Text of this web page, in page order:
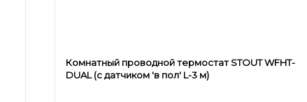
Комнатный проводной термостат STOUT WFHT-
DUAL (с датчиком 'в пол' L-3 м)